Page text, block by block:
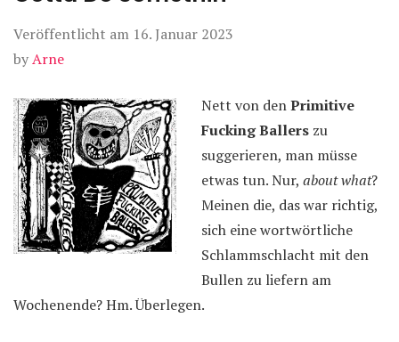
Veröffentlicht am 16. Januar 2023
byArne
Nett von denPrimitive
Fucking Ballers zu
suggerieren, man müsse
etwas tun. Nur, about what?
Meinen die, das war richtig,
sich eine wortwörtliche
Schlammschlacht mit den
Bullen zu liefern am
Wochenende? Hm. Überlegen.